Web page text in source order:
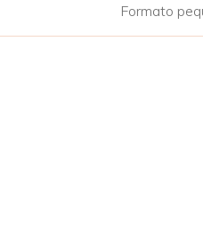
Formato